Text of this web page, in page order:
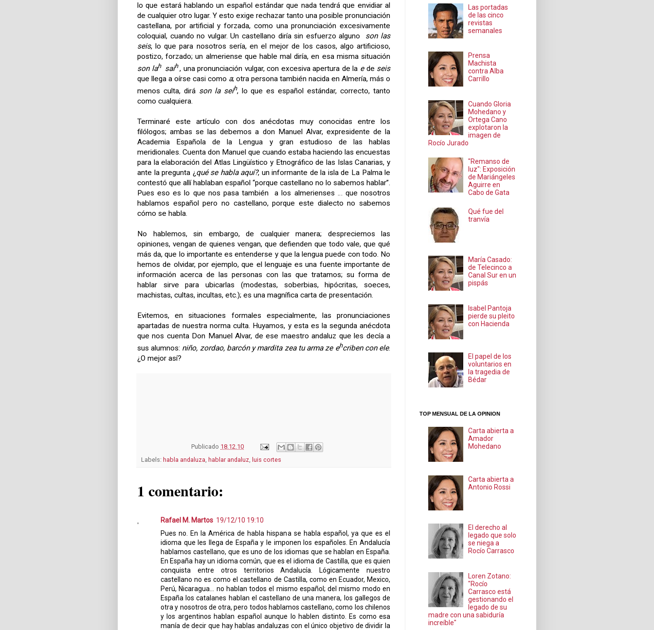
lo que estará hablando un español estándar que nada tendrá que envidiar al
de cualquier otro lugar. Y esto exige rechazar tanto una posible pronunciación
castellana, por artificial y forzada, como una pronunciación excesivamente
coloquial, cuando no vulgar. Un castellano diría sin esfuerzo alguno
son las
seis, lo que para nosotros sería, en el mejor de los casos, algo artificioso,
postizo, forzado; un almeriense que hable mal diría, en esa misma situación
son lah saih , una pronunciación vulgar, con excesiva apertura de la e de seis
que llega a oírse casi como a; otra persona también nacida en Almería, más o
menos culta, dirá son la seih, lo que es español estándar, correcto, tanto
como cualquiera.
Terminaré este artículo con dos anécdotas muy conocidas entre los
filólogos; ambas se las debemosa don ManuelAlvar, expresidente dela
Academia Española dela Lengua y gran estudioso de las hablas
meridionales. Cuenta don Manuel que cuando estaba haciendo las encuestas
para la elaboración del Atlas Lingüístico y Etnográfico de las Islas Canarias, y
ante la pregunta ¿ qué se habla aquí?, un informante de la isla de La Palmale
contestó que allí hablaban español “porque castellano no lo sabemos hablar”.
Pues eso es lo que nos pasa también
a los almerienses … que nosotros
hablamos español pero no castellano, porque este dialecto no sabemos
cómo se habla.
No hablemos, sin embargo, de cualquier manera; despreciemos las
opiniones, vengan de quienes vengan, que defienden que todo vale, que qué
más da, que lo importante es entenderse y que la lengua puede con todo. No
hemos de olvidar, por ejemplo, que el lenguaje es una fuente importante de
información acerca de las personas con las que tratamos; su forma de
hablar sirve para ubicarlas (modestas, soberbias, hipócritas, soeces,
machistas, cultas, incultas, etc.); es una magnífica carta de presentación.
Evitemos, en situaciones formales especialmente, las pronunciaciones
apartadas de nuestra norma culta. Huyamos, y esta es la segunda anécdota
que nos cuenta Don Manuel Alvar, de ese maestro andaluz que les decía a
sus alumnos: niño, zordao, barcón y mardita zea tu arma ze ehcriben con ele.
¿O mejor así?
Publicado 18.12.10
Labels: habla andaluza hablar andaluz luis cortes
1 comentario:
Rafael M. Martos 19/12/10 19:10
Pues no. En la América de habla hispana se habla español, ya que es el
idioma que les llega de España y le imponen los españoles. En Andalucía
hablamos castellano, que es uno de los idiomas que se hablan en España.
En España hay un idioma común, que es el idioma de Castilla, que es quien
conquista entre otros territorios Andalucía. Lógicamente nuestro
castellano no es como el castellano de Castilla, como en Ecuador, Mexico,
Perú, Nicaragua... no hablan todos el mismo español; del mismo modo en
España los catalanes hablan el castellano de una manera, los gallegos de
otra y nosotros de otra, pero todos hablamos castellano, como los chilenos
y los argentinos hablan español aunque lo hablen distinto. Es como esa
manía de decir que hay hablas andaluzas con el único objetivo de dividir la
Las portadas
de las cinco
revistas
semanales
Prensa
Machista
contra Alba
Carrillo
Cuando Gloria
Mohedano y
Ortega Cano
explotaron la
imagen de
Rocío Jurado
"Remanso de
luz": Exposición
de Mariángeles
Aguirre en
Cabo de Gata
Qué fue del
tranvía
María Casado:
de Telecinco a
Canal Sur en un
pispás
Isabel Pantoja
pierde su pleito
con Hacienda
El papel de los
voluntarios en
la tragedia de
Bédar
TOP MENSUAL DE LA OPINION
Carta abierta a
Amador
Mohedano
Carta abierta a
Antonio Rossi
El derecho al
legado que solo
se niega a
Rocío Carrasco
Loren Zotano:
"Rocío
Carrasco está
gestionando el
legado de su
madre con una sabiduría
increíble"